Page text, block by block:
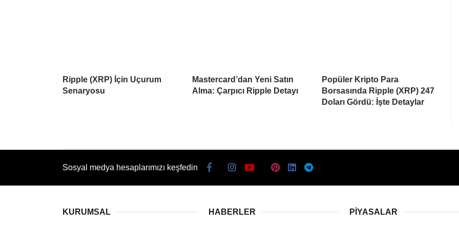
Ripple (XRP) İçin Uçurum
Senaryosu
Mastercard’dan Yeni Satın
Alma: Çarpıcı Ripple Detayı
Popüler Kripto Para
Borsasında Ripple (XRP) 247
Doları Gördü: İşte Detaylar
Sosyal medya hesaplarımızı keşfedin
KURUMSAL HABERLER PIYASALAR